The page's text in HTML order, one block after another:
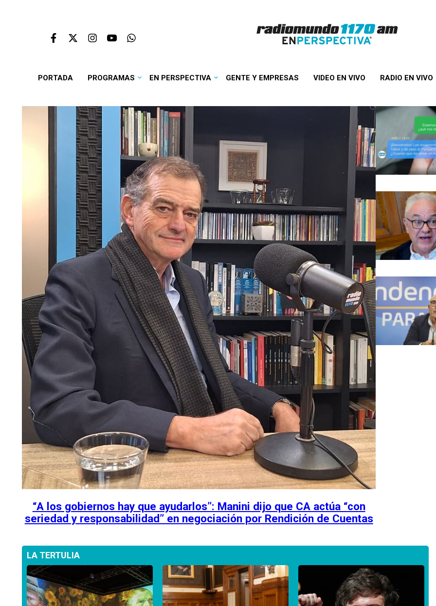
PORTADA PROGRAMAS EN PERSPECTIVA GENTE Y EMPRESAS VIDEO EN VIVO RADIO EN VIVO
“A los gobiernos hay que ayudarlos”: Manini dijo que CA actúa “con
seriedad y responsabilidad” en negociación por Rendición de Cuentas
LA TERTULIA